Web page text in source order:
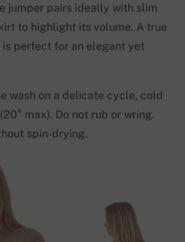
jumper pairs ideally with slim
to highlight its volume. A true
perfect for an elegant yet
wash on a delicate cycle, cold
max). Do not rub or wring.
spin-drying.